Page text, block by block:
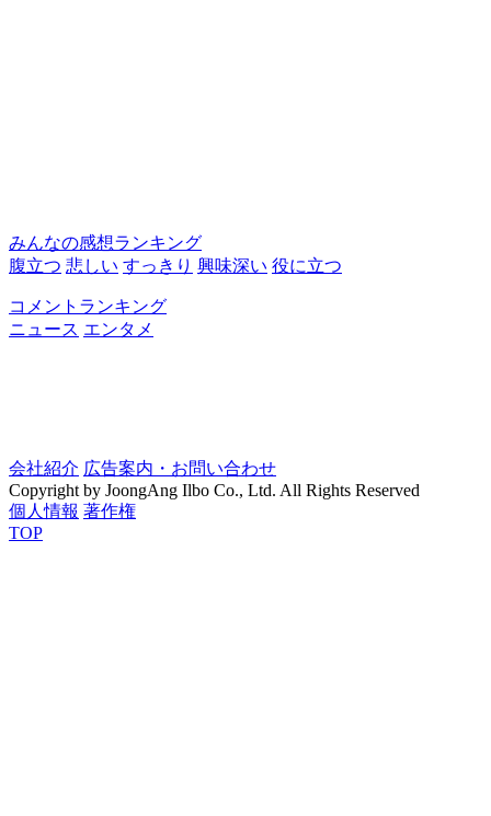
みんなの感想ランキング
腹立つ 悲しい すっきり 興味深い 役に立つ
コメントランキング
ニュース エンタメ
会社紹介 広告案内・お問い合わせ
Copyright by JoongAng Ilbo Co., Ltd. All Rights Reserved
個人情報 著作権
TOP